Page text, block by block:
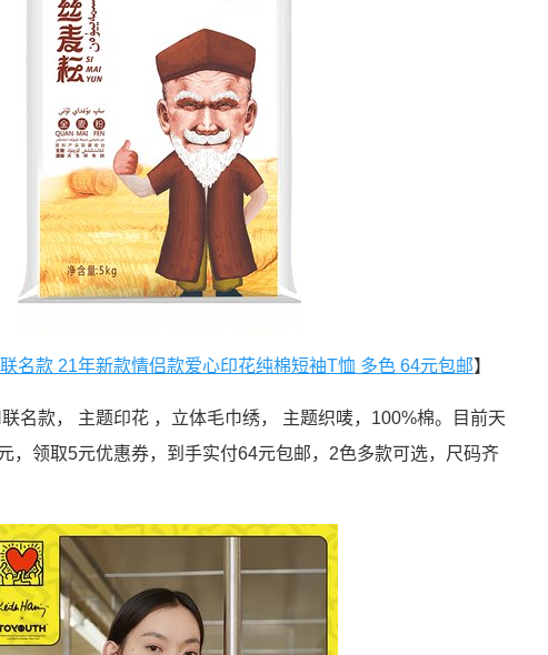
名款 21年新款情侣款爱心印花纯棉短袖T恤 多色 64元包邮】
名款， 主题印花 ，立体毛巾绣， 主题织唛，100%棉。目前天
，领取5元优惠券，到手实付64元包邮，2色多款可选，尺码齐